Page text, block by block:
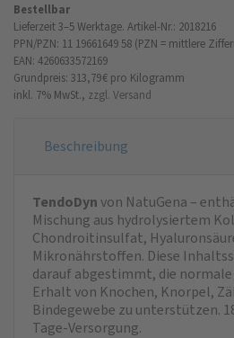
Bestellbar
Lieferzeit 3–5 Werktage. Artikel-Nr.: 2018216
PPN/PZN: 11 19661649 58 (PZN = mittlere
EAN: 4260633572169
Grundpreis: 313,79 € pro Kilogramm
inkl. 7% MwSt., zzgl. Versand
Beschreibung
TendoDynvon NatuGena –
Mischung aus hydrolysiertem
Chondroitinsulfat,
Mikronährstoffen. Diese
darauf abgestimmt, die
Erhalt von Knochen, Knorpel,
Bindegewebe zu unterstützen.
Tage-Versorgung.